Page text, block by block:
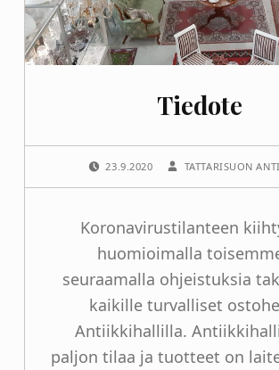
Tiedote
23.9.2020 TATTARISUON
Koronavirustilanteen
huomioimalla
seuraamalla ohjeistuksia
kaikille turvalliset
Antiikkihallilla.
paljon tilaa ja tuotteet on